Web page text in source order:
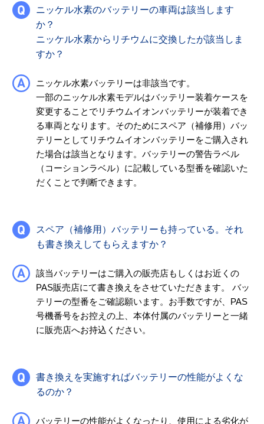
ニッケル水素のバッテリーの車両は該当します
か？
ニッケル水素からリチウムに交換したが該当しま
すか？
ニッケル水素バッテリーは非該当です。
一部のニッケル水素モデルはバッテリー装着ケースを
変更することでリチウムイオンバッテリーが装着でき
る車両となります。そのためにスペア（補修用）バッ
テリーとしてリチウムイオンバッテリーをご購入され
た場合は該当となります。バッテリーの警告ラベル
（コーションラベル）に記載している型番を確認いた
だくことで判断できます。
スペア（補修用）バッテリーも持っている。それ
も書き換えしてもらえますか？
該当バッテリーはご購入の販売店もしくはお近くの
PAS販売店にて書き換えをさせていただきます。 バッ
テリーの型番をご確認願います。お手数ですが、PAS
号機番号をお控えの上、本体付属のバッテリーと一緒
に販売店へお持込ください。
書き換えを実施すればバッテリーの性能がよくな
るのか？
バッテリーの性能がよくなったり、使用による劣化が